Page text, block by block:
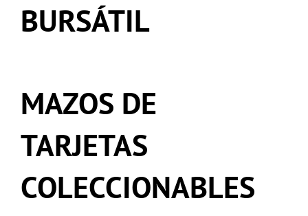
BURSÁTIL
MAZOS DE
TARJETAS
COLECCIONABLES